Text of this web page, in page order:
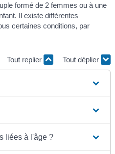
formé de 2 femmes ou à une
Il existe différentes
certaines conditions, par
Tout replier Tout déplier
liées à l'âge ?